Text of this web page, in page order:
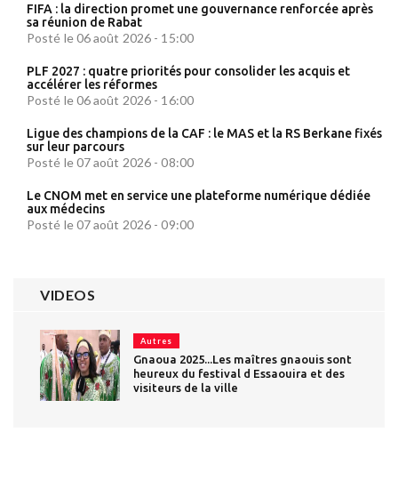
FIFA : la direction promet une gouvernance renforcée après
sa réunion de Rabat
Posté le 06 août 2026 - 15:00
PLF 2027 : quatre priorités pour consolider les acquis et
accélérer les réformes
Posté le 06 août 2026 - 16:00
Ligue des champions de la CAF : le MAS et la RS Berkane fixés
sur leur parcours
Posté le 07 août 2026 - 08:00
Le CNOM met en service une plateforme numérique dédiée
aux médecins
Posté le 07 août 2026 - 09:00
VIDEOS
Autres
Gnaoua 2025...Les maîtres gnaouis sont
heureux du festival d Essaouira et des
visiteurs de la ville